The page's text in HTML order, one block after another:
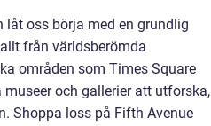
låt oss börja med en grundlig
från världsberömda
områden som Times Square
och gallerier att utforska,
Shoppa loss på Fifth Avenue